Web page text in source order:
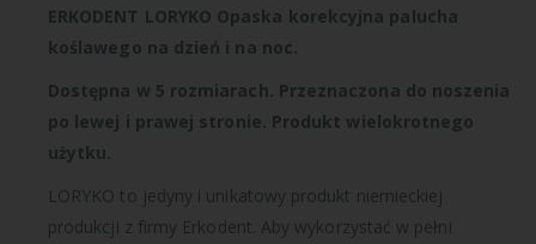
ERKODENT LORYKO Opaska korekcyjna palucha
koślawego na dzień i na noc.
Dostępna w 5 rozmiarach. Przeznaczona do noszenia
po lewej i prawej stronie. Produkt wielokrotnego
użytku.
LORYKO to jedyny i unikatowy produkt niemieckiej
produkcji z firmy Erkodent. Aby wykorzystać w pełni